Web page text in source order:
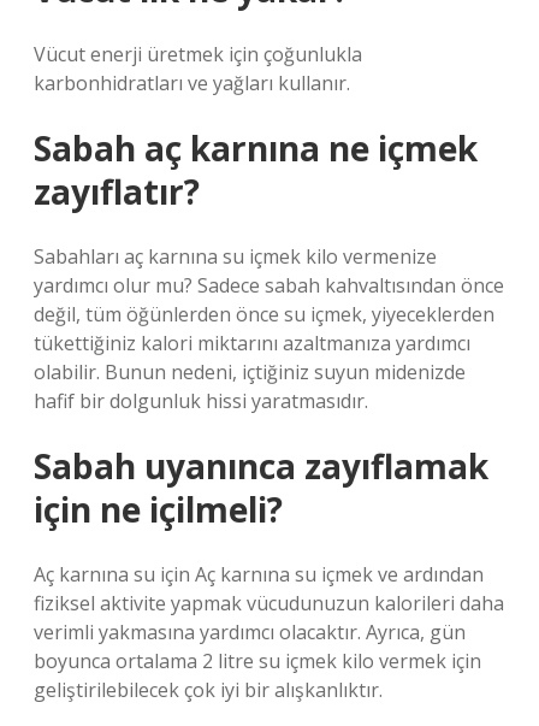
Vücut enerji üretmek için çoğunlukla
karbonhidratları ve yağları kullanır.
Sabah aç karnına ne içmek
zayıflatır?
Sabahları aç karnına su içmek kilo vermenize
yardımcı olur mu? Sadece sabah kahvaltısından önce
değil, tüm öğünlerden önce su içmek, yiyeceklerden
tükettiğiniz kalori miktarını azaltmanıza yardımcı
olabilir. Bunun nedeni, içtiğiniz suyun midenizde
hafif bir dolgunluk hissi yaratmasıdır.
Sabah uyanınca zayıflamak
için ne içilmeli?
Aç karnına su için Aç karnına su içmek ve ardından
fiziksel aktivite yapmak vücudunuzun kalorileri daha
verimli yakmasına yardımcı olacaktır. Ayrıca, gün
boyunca ortalama 2 litre su içmek kilo vermek için
geliştirilebilecek çok iyi bir alışkanlıktır.